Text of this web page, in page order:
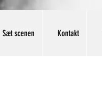
Sæt scenen Kontakt